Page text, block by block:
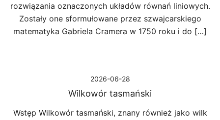
rozwiązania oznaczonych układów równań liniowych.
Zostały one sformułowane przez szwajcarskiego
matematyka Gabriela Cramera w 1750 roku i do […]
2026-06-28
Wilkowór tasmański
Wstęp Wilkowór tasmański, znany również jako wilk